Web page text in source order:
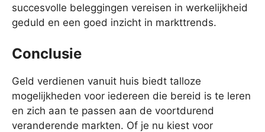
succesvolle beleggingen vereisen in werkelijkheid
geduld en een goed inzicht in markttrends.
Conclusie
Geld verdienen vanuit huis biedt talloze
mogelijkheden voor iedereen die bereid is te leren
en zich aan te passen aan de voortdurend
veranderende markten. Of je nu kiest voor